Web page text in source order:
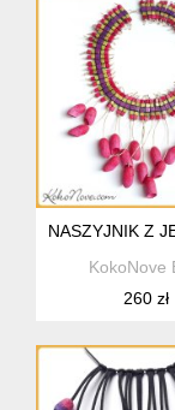
NASZYJNIK Z
KokoNove
260 zł